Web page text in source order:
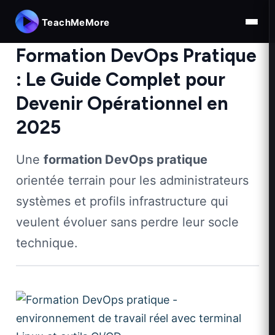
TeachMeMore
Formation DevOps Pratique
: Le Guide Complet pour
Devenir Opérationnel en
2025
Une formation DevOps pratique
orientée terrain pour les administrateurs
systèmes et profils infrastructure qui
veulent évoluer sans perdre leur socle
technique.